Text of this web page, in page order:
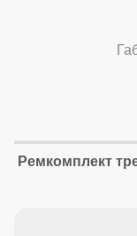
Ремкомплект